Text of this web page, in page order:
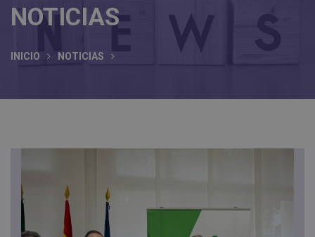
NOTICIAS
INICIO NOTICIAS